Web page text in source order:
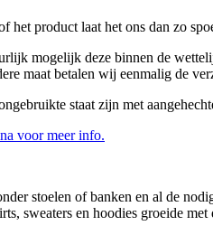
het product laat het ons dan zo
mogelijk deze binnen de
maat betalen wij eenmalig de
staat zijn met
voor meer info.
stoelen of banken en al de
sweaters en hoodies groeide met